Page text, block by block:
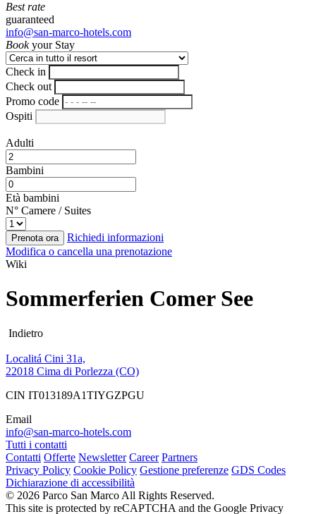
Best rate
guaranteed
info@san-marco-hotels.com
Bookyour Stay
Check in
Check out
Promo code
Ospiti
Adulti
Bambini
Età bambini
N° Camere / Suites
Prenota ora
Richiedi informazioni
Modifica o cancella una prenotazione
Wiki
Sommerferien Comer See
Indietro
Localitá Cini 31a,
22018 Cima di Porlezza (CO)
CIN IT013189A1TIYGZPGU
Email
info@san-marco-hotels.com
Tutti i contatti
Contatti Offerte Newsletter Career Partners
Privacy Policy Cookie Policy Gestione preferenze GDS Codes
Dichiarazione di accessibilità
© 2026 Parco San Marco All Rights Reserved.
This site is protected by reCAPTCHA and the Google Privacy